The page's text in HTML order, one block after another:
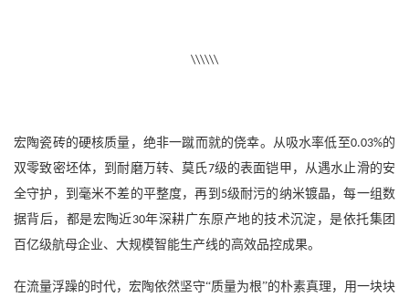
\\\\\\
宏陶瓷砖的硬核质量，绝非一蹴而就的侥幸。从吸水率低至0.03%的
双零致密坯体，到耐磨万转、莫氏7级的表面铠甲，从遇水止滑的安
全守护，到毫米不差的平整度，再到 5级耐污的纳米镀晶，每一组数
据背后，都是宏陶近30年深耕广东原产地的技术沉淀，是依托集团
百亿级航母企业、大规模智能生产线的高效品控成果。
在流量浮躁的时代，宏陶依然坚守“质量为根”的朴素真理，用一块块